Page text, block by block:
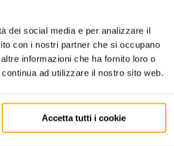
dei social media e per analizzare il
con i nostri partner che si occupano
informazioni che ha fornito loro o
ad utilizzare il nostro sito web.
Accetta tutti i cookie